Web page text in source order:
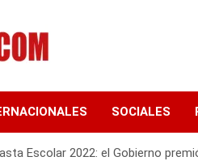
SOCIALES
Escolar 2022: el Gobierno